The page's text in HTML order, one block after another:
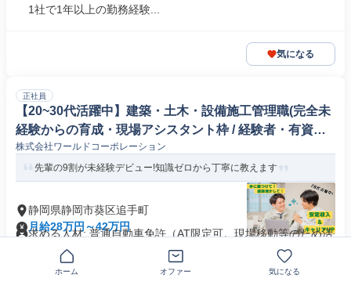
1社で1年以上の勤務経験...
気になる
正社員
【20~30代活躍中】建築・土木・設備施工管理職(完全未
経験からの育成・現場アシスタント枠 / 経験者・有資格
者の現場所長枠)
株式会社ワールドコーポレーション
先輩の9割が未経験デビュー!知識ゼロから丁寧に教えます
静岡県静岡市葵区追手町
月給28万円～42万円
求める人材: 普通自動車免許（AT限定可。現場移動等のため活
躍中※無くても応募可能な...
ホーム オファー 気になる